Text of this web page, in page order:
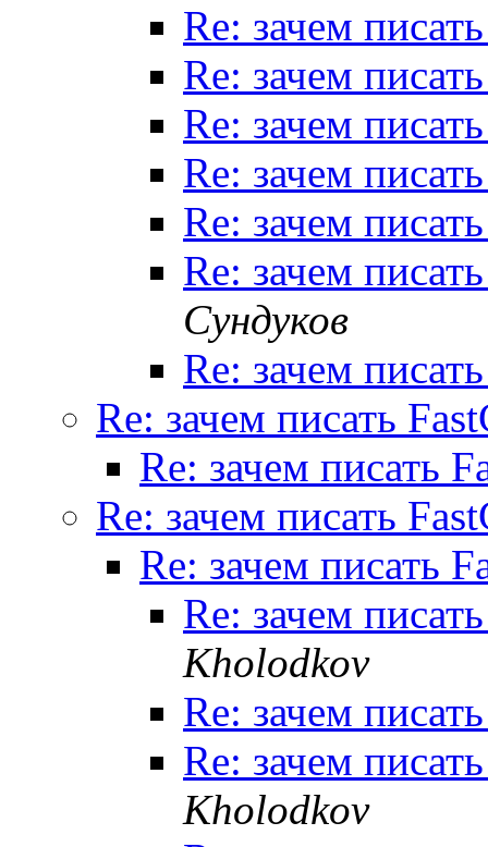
Re: зачем
Re: зачем
Re: зачем
Re: зачем
Re: зачем
Re: зачем
Сундуков
Re: зачем
Re: зачем писать
Re: зачем писать
Re: зачем писать
Re: зачем писать
Re: зачем
Kholodkov
Re: зачем
Re: зачем
Kholodkov